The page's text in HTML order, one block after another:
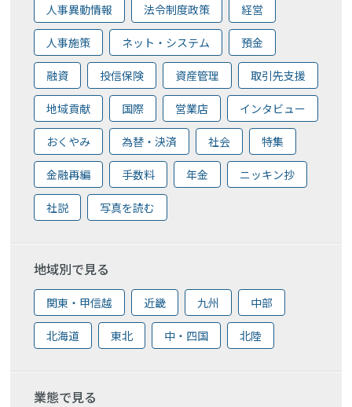
人事異動情報 法令制度政策 経営
人事施策 ネット・システム 預金
融資 投信保険 資産管理 取引先支援
地域貢献 国際 営業店 インタビュー
おくやみ 為替・決済 社会 特集
金融再編 手数料 年金 ニッキン抄
社説 写真を読む
地域別で見る
関東・甲信越 近畿 九州 中部
北海道 東北 中・四国 北陸
業態で見る